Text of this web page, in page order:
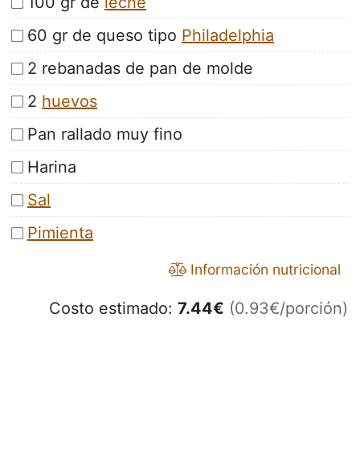
60 gr de queso tipo Philadelphia
2 rebanadas de pan de molde
2 huevos
Pan rallado muy fino
Harina
Sal
Pimienta
Información nutricional
Costo estimado: 7.44€ (0.93€/porción)